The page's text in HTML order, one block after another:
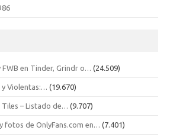
FWB en Tinder, Grindr o… (24.509)
Violentas:… (19.670)
– Listado de… (9.707)
fotos de OnlyFans.com en… (7.401)